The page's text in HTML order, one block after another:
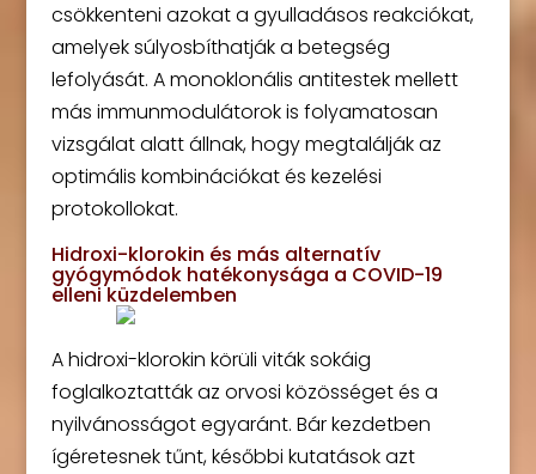
csökkenteni azokat a gyulladásos reakciókat,
amelyek súlyosbíthatják a betegség
lefolyását. A monoklonális antitestek mellett
más immunmodulátorok is folyamatosan
vizsgálat alatt állnak, hogy megtalálják az
optimális kombinációkat és kezelési
protokollokat.
Hidroxi-klorokin és más alternatív
gyógymódok hatékonysága a COVID-19
elleni küzdelemben
A hidroxi-klorokin körüli viták sokáig
foglalkoztatták az orvosi közösséget és a
nyilvánosságot egyaránt. Bár kezdetben
ígéretesnek tűnt, későbbi kutatások azt